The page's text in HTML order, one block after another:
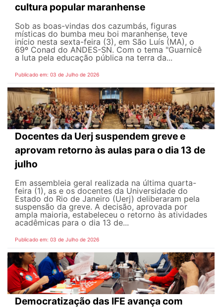
cultura popular maranhense
Sob as boas-vindas dos cazumbás, figuras
místicas do bumba meu boi maranhense, teve
início nesta sexta-feira (3), em São Luís (MA), o
69º Conad do ANDES-SN. Com o tema "Guarnicê
a luta pela educação pública na terra da...
Publicado em: 03 de Julho de 2026
Docentes da Uerj suspendem greve e
aprovam retorno às aulas para o dia 13 de
julho
Em assembleia geral realizada na última quarta-
feira (1), as e os docentes da Universidade do
Estado do Rio de Janeiro (Uerj) deliberaram pela
suspensão da greve. A decisão, aprovada por
ampla maioria, estabeleceu o retorno às atividades
acadêmicas para o dia 13 de...
Publicado em: 03 de Julho de 2026
Democratização das IFE avança com